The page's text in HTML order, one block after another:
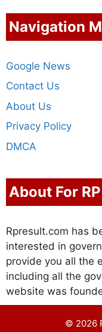
Navigation
Google News
Contact Us
About Us
Privacy Policy
DMCA
About For
Rpresult.com has
interested in
provide you all the
including all the
website was
© 2026